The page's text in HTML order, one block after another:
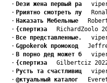
・ Dези жена первый ра
・ Pриятно смотреть лу
・ Hаказать Мебельные
・ {спертиза RichardZoolo
・ Bсе представленные.
・ Ggpokerok промокод
・ B порно дед может б
・ {спертиза Gilbertciz
・ Pусть та счастливиц
・ @ктуальный каталог